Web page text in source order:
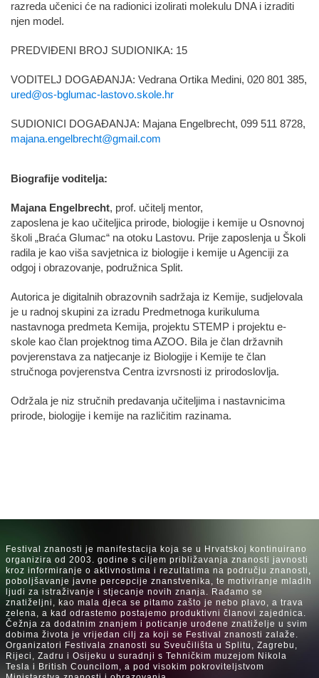
razreda učenici će na radionici izolirati molekulu DNA i izraditi
njen model.
PREDVIĐENI BROJ SUDIONIKA: 15
VODITELJ DOGAĐANJA: Vedrana Ortika Medini, 020 801 385,
ured@os-bglumac-lastovo.skole.hr
SUDIONICI DOGAĐANJA: Majana Engelbrecht, 099 511 8728,
majana.engelbrecht@gmail.com
Biografije voditelja:
Majana Engelbrecht, prof. učitelj mentor,
zaposlena je kao učiteljica prirode, biologije i kemije u Osnovnoj
školi „Braća Glumac“ na otoku Lastovu. Prije zaposlenja u Školi
radila je kao viša savjetnica iz biologije i kemije u Agenciji za
odgoj i obrazovanje, podružnica Split.
Autorica je digitalnih obrazovnih sadržaja iz Kemije, sudjelovala
je u radnoj skupini za izradu Predmetnoga kurikuluma
nastavnoga predmeta Kemija, projektu STEMP i projektu e-
skole kao član projektnog tima AZOO. Bila je član državnih
povjerenstava za natjecanje iz Biologije i Kemije te član
stručnoga povjerenstva Centra izvrsnosti iz prirodoslovlja.
Održala je niz stručnih predavanja učiteljima i nastavnicima
prirode, biologije i kemije na različitim razinama.
Festival znanosti je manifestacija koja se u Hrvatskoj kontinuirano
organizira od 2003. godine s ciljem približavanja znanosti javnosti
kroz informiranje o aktivnostima i rezultatima na području znanosti,
poboljšavanje javne percepcije znanstvenika, te motiviranje mladih
ljudi za istraživanje i stjecanje novih znanja. Rađamo se
znatiželjni, kao mala djeca se pitamo zašto je nebo plavo, a trava
zelena, a kad odrastemo postajemo produktivni članovi zajednica.
Čežnja za dodatnim znanjem i poticanje urođene znatiželje u svim
dobima života je vrijedan cilj za koji se Festival znanosti zalaže.
Organizatori Festivala znanosti su Sveučilišta u Splitu, Zagrebu,
Rijeci, Zadru i Osijeku u suradnji s Tehničkim muzejom Nikola
Tesla i British Councilom, a pod visokim pokroviteljstvom